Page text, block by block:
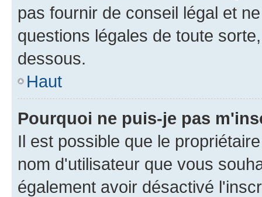
pas fournir de conseil légal et
questions légales de toute
dessous.
Haut
Pourquoi ne puis-je pas
Il est possible que le
nom d'utilisateur que vous
également avoir désactivé